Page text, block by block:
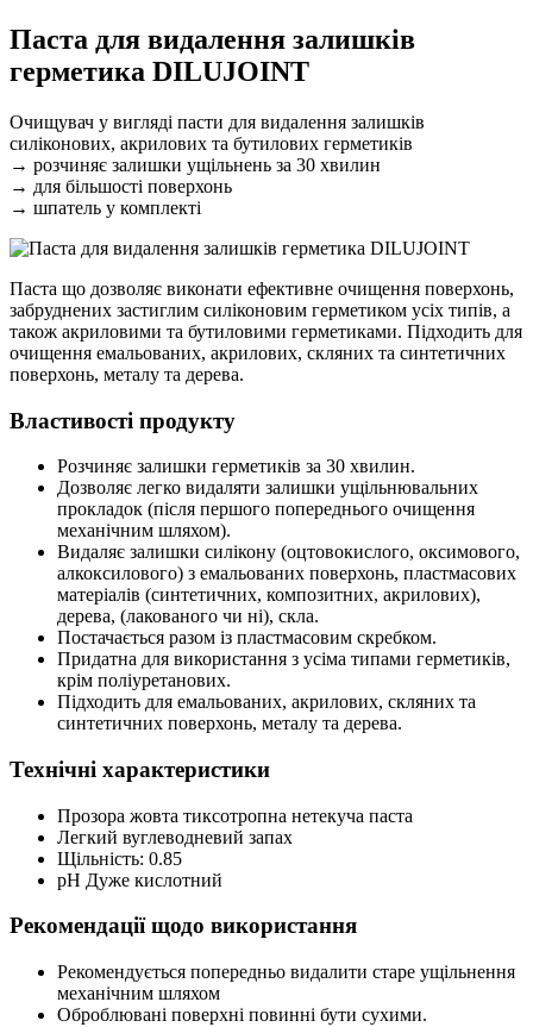
Паста для видалення залишків
герметика DILUJOINT
Очищувач у вигляді пасти для видалення залишків
силіконових, акрилових та бутилових герметиків
→ розчиняє залишки ущільнень за 30 хвилин
→ для більшості поверхонь
→ шпатель у комплекті
Паста що дозволяє виконати ефективне очищення поверхонь,
забруднених застиглим силіконовим герметиком усіх типів, а
також акриловими та бутиловими герметиками. Підходить для
очищення емальованих, акрилових, скляних та синтетичних
поверхонь, металу та дерева.
Властивості продукту
Розчиняє залишки герметиків за 30 хвилин.
Дозволяє легко видаляти залишки ущільнювальних
прокладок (після першого попереднього очищення
механічним шляхом).
Видаляє залишки силікону (оцтовокислого, оксимового,
алкоксилового) з емальованих поверхонь, пластмасових
матеріалів (синтетичних, композитних, акрилових),
дерева, (лакованого чи ні), скла.
Постачається разом із пластмасовим скребком.
Придатна для використання з усіма типами герметиків,
крім поліуретанових.
Підходить для емальованих, акрилових, скляних та
синтетичних поверхонь, металу та дерева.
Технічні характеристики
Прозора жовта тиксотропна нетекуча паста
Легкий вуглеводневий запах
Щільність: 0.85
pH Дуже кислотний
Рекомендації щодо використання
Рекомендується попередньо видалити старе ущільнення
механічним шляхом
Оброблювані поверхні повинні бути сухими.